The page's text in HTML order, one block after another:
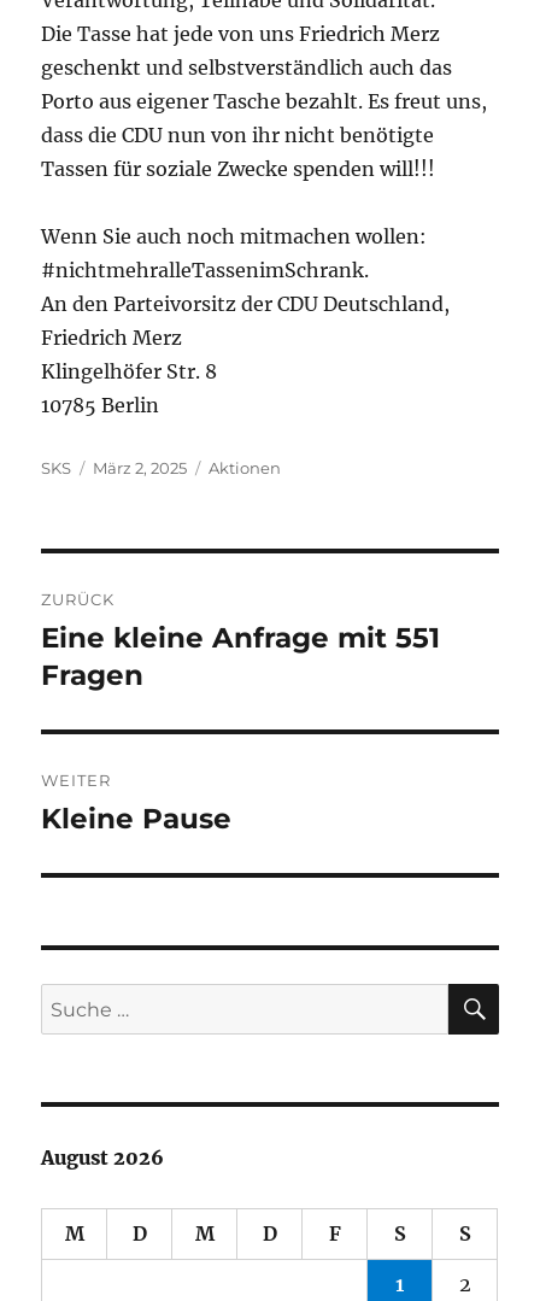
Die Tasse hat jede von uns Friedrich Merz
geschenkt und selbstverständlich auch das
Porto aus eigener Tasche bezahlt. Es freut uns,
dass die CDU nun von ihr nicht benötigte
Tassen für soziale Zwecke spenden will!!!
Wenn Sie auch noch mitmachen wollen:
#nichtmehralleTassenimSchrank.
An den Parteivorsitz der CDU Deutschland,
Friedrich Merz
Klingelhöfer Str. 8
10785 Berlin
Autor
SKS
Veröffentlicht
März 2, 2025 Kategorien
Aktionen
ZURÜCK
Vorheriger
Beitrag:
Eine kleine Anfrage mit 551
Fragen
WEITER
Nächster
Kleine Pause
Suche
nach:
August 2026
M D M D F S S
1 2